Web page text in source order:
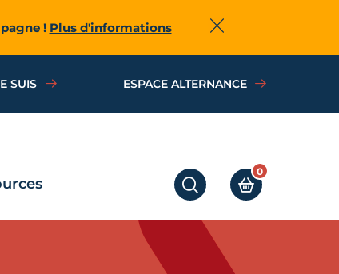
! Plus d'informations Fermer
SUIS ESPACE ALTERNANCE
RECHERCHERMON PANIER
0